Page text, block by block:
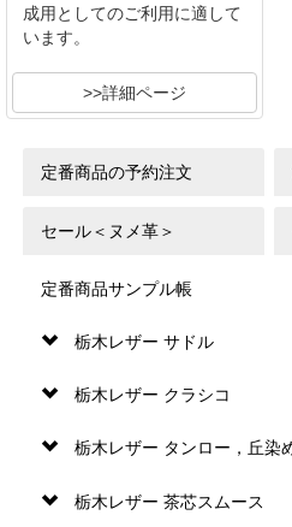
定番商品の予約注文
セール＜ヌメ革＞
定番商品サンプル帳
栃木レザー サドル
栃木レザー クラシコ
栃木レザー タンロー，丘染
栃木レザー 茶芯スムース
成用としてのご利用に適して
います。
>>詳細ページ